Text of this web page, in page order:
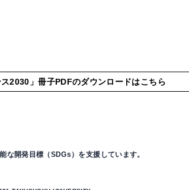
2030」冊子PDFのダウンロードはこちら
な開発目標（SDGs）を支援しています。